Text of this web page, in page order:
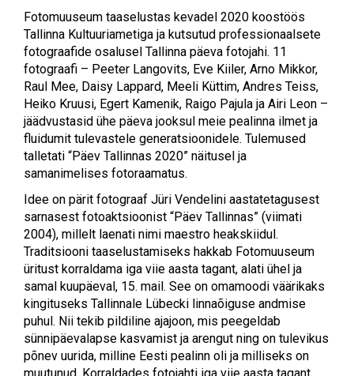
Fotomuuseum taaselustas kevadel 2020 koostöös
Tallinna Kultuuriametiga ja kutsutud professionaalsete
fotograafide osalusel Tallinna päeva fotojahi. 11
fotograafi – Peeter Langovits, Eve Kiiler, Arno Mikkor,
Raul Mee, Daisy Lappard, Meeli Küttim, Andres Teiss,
Heiko Kruusi, Egert Kamenik, Raigo Pajula ja Airi Leon –
jäädvustasid ühe päeva jooksul meie pealinna ilmet ja
fluidumit tulevastele generatsioonidele. Tulemused
talletati “Päev Tallinnas 2020” näitusel ja
samanimelises fotoraamatus.
Idee on pärit fotograaf Jüri Vendelini aastatetagusest
sarnasest fotoaktsioonist “Päev Tallinnas” (viimati
2004), millelt laenati nimi maestro heakskiidul.
Traditsiooni taaselustamiseks hakkab Fotomuuseum
üritust korraldama iga viie aasta tagant, alati ühel ja
samal kuupäeval, 15. mail. See on omamoodi väärikaks
kingituseks Tallinnale Lübecki linnaõiguse andmise
puhul. Nii tekib pildiline ajajoon, mis peegeldab
sünnipäevalapse kasvamist ja arengut ning on tulevikus
põnev uurida, milline Eesti pealinn oli ja milliseks on